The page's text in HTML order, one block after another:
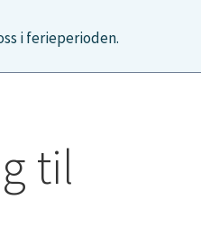
i ferieperioden.
til